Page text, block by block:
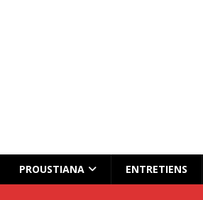
PROUSTIANA ENTRETIENS